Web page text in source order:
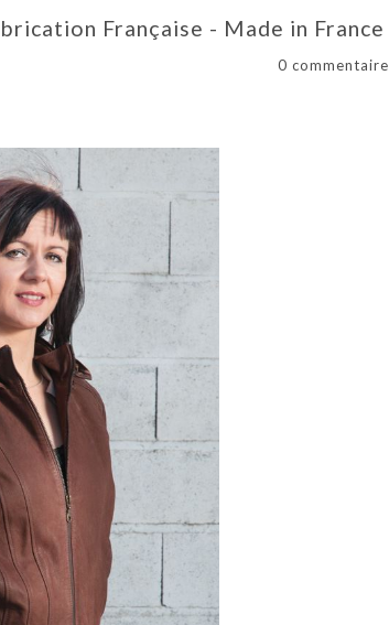
Française - Made in France
0 commentaire